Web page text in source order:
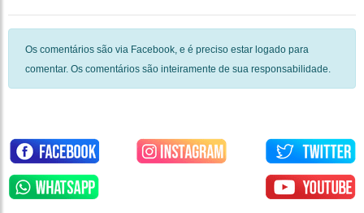
Os comentários são via Facebook, e é preciso estar logado para
comentar. Os comentários são inteiramente de sua responsabilidade.